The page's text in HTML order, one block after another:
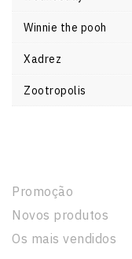
Winnie the pooh
Xadrez
Zootropolis
Promoção
Novos produtos
Os mais vendidos